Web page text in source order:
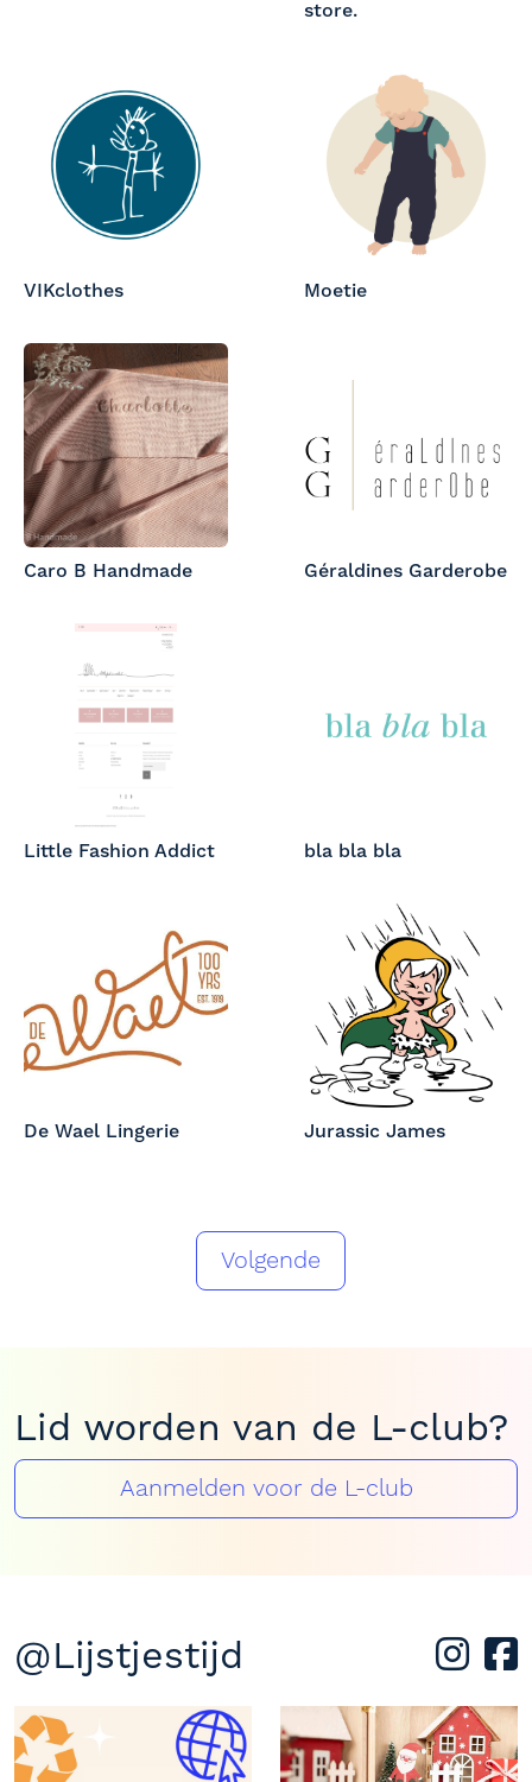
store.
VIKclothes Moetie
Caro B Handmade Géraldines Garderobe
Little Fashion Addict bla bla bla
De Wael Lingerie Jurassic James
Volgende
Lid worden van de L-club?
Aanmelden voor de L-club
@Lijstjestijd